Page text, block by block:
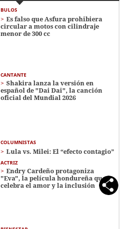
BULOS
Es falso que Asfura prohibiera
circular a motos con cilindraje
menor de 300 cc
CANTANTE
Shakira lanza la versión en
español de "Dai Dai", la canción
oficial del Mundial 2026
COLUMNISTAS
Lula vs. Milei: El “efecto contagio”
ACTRIZ
Endry Cardeño protagoniza
"Eva", la película hondureña que
celebra el amor y la inclusión